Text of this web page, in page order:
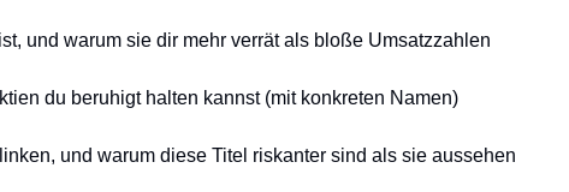
und warum sie dir mehr verrät als bloße Umsatzzahlen
du beruhigt halten kannst (mit konkreten Namen)
und warum diese Titel riskanter sind als sie aussehen